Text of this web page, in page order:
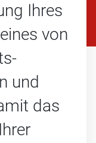
Ihres
von
und
das